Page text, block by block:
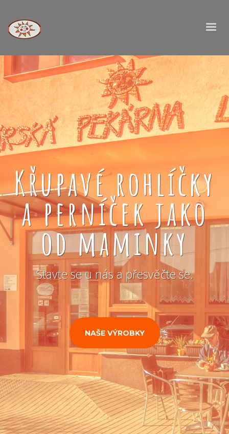
Křupavé rohlíčky
a perníček jako
od maminky
Stavte se u nás a přesvěčte se.
NAŠE VÝROBKY